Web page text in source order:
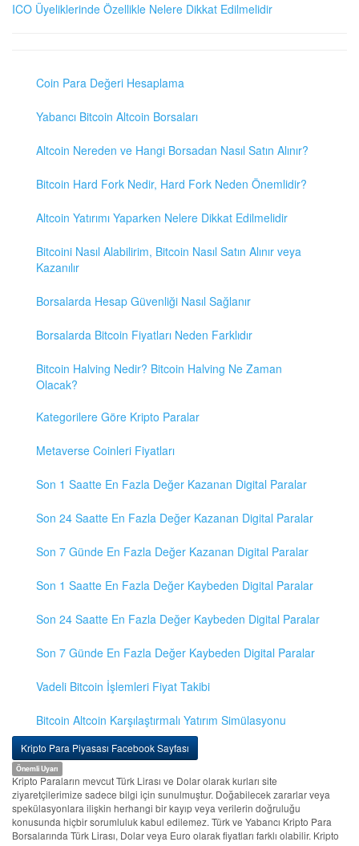
ICO Üyeliklerinde Özellikle Nelere Dikkat Edilmelidir
Coin Para Değeri Hesaplama
Yabancı Bitcoin Altcoin Borsaları
Altcoin Nereden ve Hangi Borsadan Nasıl Satın Alınır?
Bitcoin Hard Fork Nedir, Hard Fork Neden Önemlidir?
Altcoin Yatırımı Yaparken Nelere Dikkat Edilmelidir
Bitcoini Nasıl Alabilirim, Bitcoin Nasıl Satın Alınır veya
Kazanılır
Borsalarda Hesap Güvenliği Nasıl Sağlanır
Borsalarda Bitcoin Fiyatları Neden Farklıdır
Bitcoin Halving Nedir? Bitcoin Halving Ne Zaman
Olacak?
Kategorilere Göre Kripto Paralar
Metaverse Coinleri Fiyatları
Son 1 Saatte En Fazla Değer Kazanan Digital Paralar
Son 24 Saatte En Fazla Değer Kazanan Digital Paralar
Son 7 Günde En Fazla Değer Kazanan Digital Paralar
Son 1 Saatte En Fazla Değer Kaybeden Digital Paralar
Son 24 Saatte En Fazla Değer Kaybeden Digital Paralar
Son 7 Günde En Fazla Değer Kaybeden Digital Paralar
Vadeli Bitcoin İşlemleri Fiyat Takibi
Bitcoin Altcoin Karşılaştırmalı Yatırım Simülasyonu
Kripto Para Piyasası Facebook Sayfası
Önemli Uyarı
Kripto Paraların mevcut Türk Lirası ve Dolar olarak kurları site
ziyaretçilerimize sadece bilgi için sunulmuştur. Doğabilecek zararlar veya
spekülasyonlara ilişkin herhangi bir kayıp veya verilerin doğruluğu
konusunda hiçbir sorumluluk kabul edilemez. Türk ve Yabancı Kripto Para
Borsalarında Türk Lirası, Dolar veya Euro olarak fiyatları farklı olabilir. Kripto